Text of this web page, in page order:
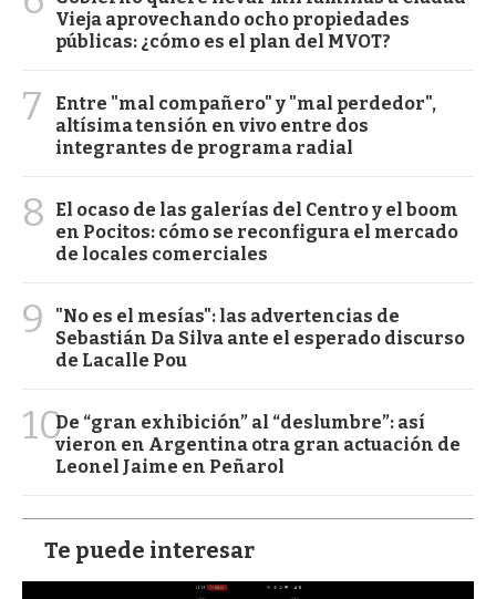
Vieja aprovechando ocho propiedades
públicas: ¿cómo es el plan del MVOT?
7
Entre "mal compañero" y "mal perdedor",
altísima tensión en vivo entre dos
integrantes de programa radial
8
El ocaso de las galerías del Centro y el boom
en Pocitos: cómo se reconfigura el mercado
de locales comerciales
9
"No es el mesías": las advertencias de
Sebastián Da Silva ante el esperado discurso
de Lacalle Pou
10De “gran exhibición” al “deslumbre”: así
vieron en Argentina otra gran actuación de
Leonel Jaime en Peñarol
Te puede interesar